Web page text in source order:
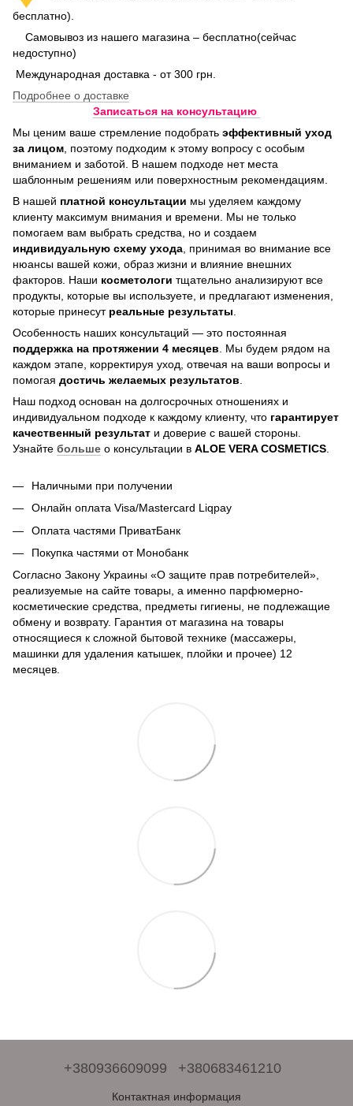
бесплатно).
Самовывоз из нашего магазина – бесплатно(сейчас
недоступно)
Международная доставка - от 300 грн.
Подробнее о доставке
Записаться на консультацию
Мы ценим ваше стремление подобрать эффективный уход
за лицом , поэтому подходим к этому вопросу с особым
вниманием и заботой. В нашем подходе нет места
шаблонным решениям или поверхностным рекомендациям.
В нашей платной консультации мы уделяем каждому
клиенту максимум внимания и времени. Мы не только
помогаем вам выбрать средства, но и создаем
индивидуальную схему ухода , принимая во внимание все
нюансы вашей кожи, образ жизни и влияние внешних
факторов. Наши косметологи тщательно анализируют все
продукты, которые вы используете, и предлагают изменения,
которые принесут реальные результаты
Особенность наших консультаций — это постоянная
поддержка на протяжении 4 месяцев . Мы будем рядом на
каждом этапе, корректируя уход, отвечая на ваши вопросы и
помогая достичь желаемых результатов
Наш подход основан на долгосрочных отношениях и
индивидуальном подходе к каждому клиенту, что гарантирует
качественный результат и доверие с вашей стороны.
Узнайте больше о консультации в ALOE VERA COSMETICS
Наличными при получении
Онлайн оплата Visa/Mastercard Liqpay
Оплата частями ПриватБанк
Покупка частями от Монобанк
Согласно Закону Украины «О защите прав потребителей»,
реализуемые на сайте товары, а именно парфюмерно-
косметические средства, предметы гигиены, не подлежащие
обмену и возврату. Гарантия от магазина на товары
относящиеся к сложной бытовой технике (массажеры,
машинки для удаления катышек, плойки и прочее) 12
месяцев.
+380936609099 +380683461210
Контактная информация